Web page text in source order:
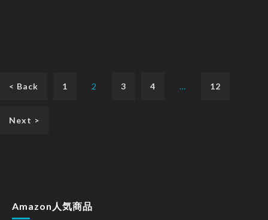
< Back 1 2 3 4 … 12
Next >
Amazon人気商品